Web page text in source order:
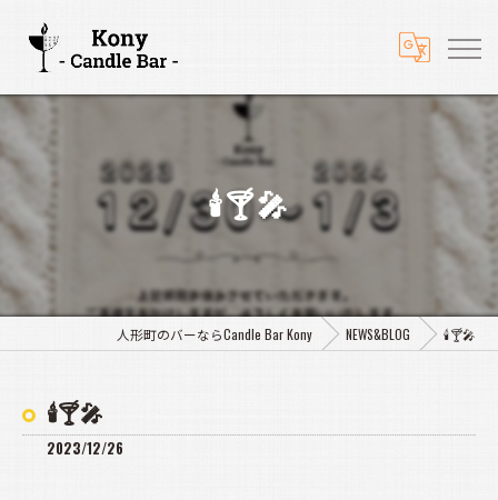
🕯️🍸️🎤
人形町のバーならCandle Bar Kony NEWS&BLOG 🕯️🍸️🎤
🕯️🍸️🎤
2023/12/26